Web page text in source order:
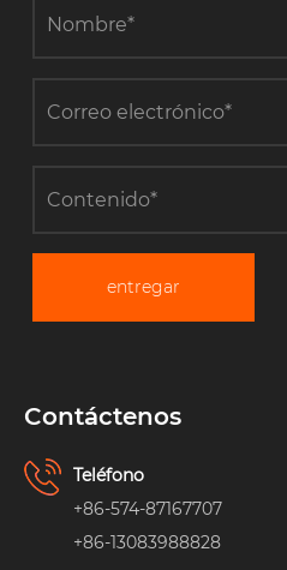
entregar
Contáctenos
Teléfono
+86-574-87167707
+86-13083988828